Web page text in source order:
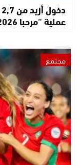
عملية “مرحبا 2026”
مجتمع